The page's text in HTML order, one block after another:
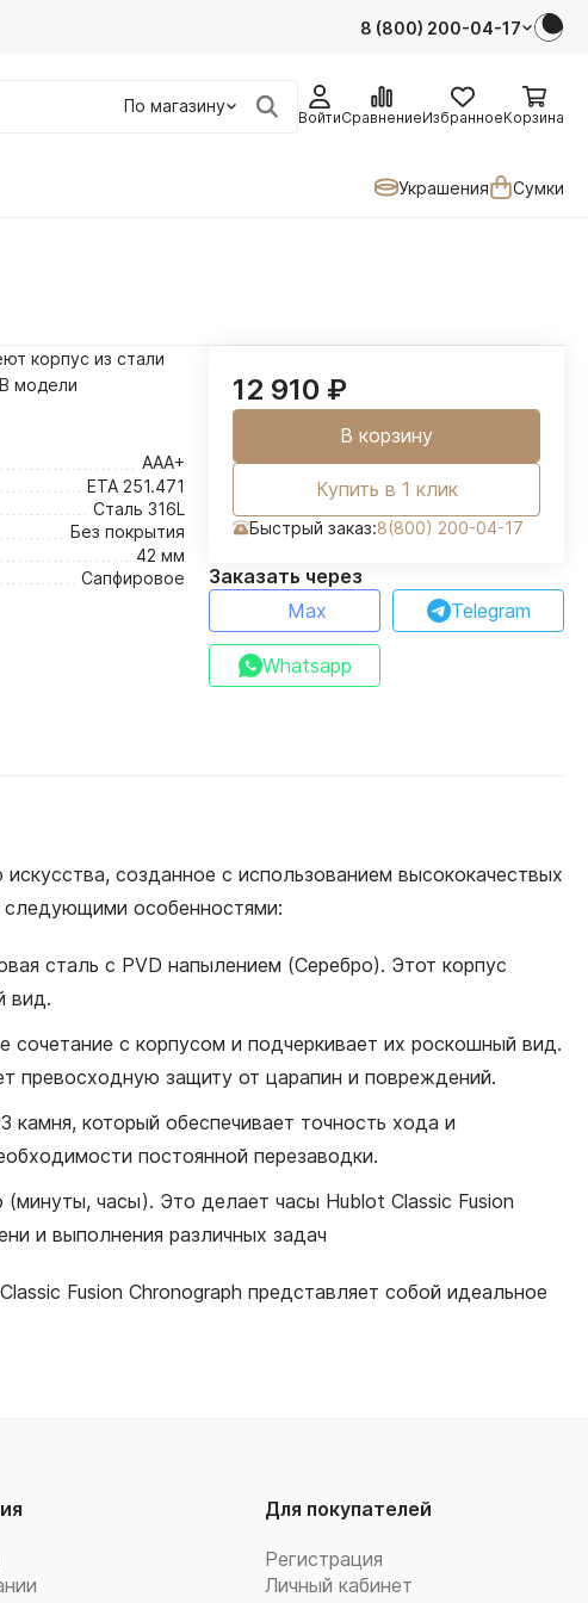
8 (800) 200-04-17
По магазину
ВойтиСравнениеИзбранноеКорзина
Украшения Сумки
корпус из стали
модели
AAA+
ETA 251.471
Сталь 316L
Без покрытия
42 мм
Сапфировое
12 910 ₽
В корзину
Купить в 1 клик
Быстрый заказ:8(800) 200-04-17
Заказать через
Max
Telegram
Whatsapp
созданное с использованием высококачествых
следующими особенностями:
сталь с PVD напылением (Серебро). Этот корпус
вид.
сочетание с корпусом и подчеркивает их роскошный вид.
превосходную защиту от царапин и повреждений.
который обеспечивает точность хода и
постоянной перезаводки.
часы). Это делает часы Hublot Classic Fusion
и выполнения различных задач
Fusion Chronograph представляет собой идеальное
Для покупателей
Регистрация
Личный кабинет